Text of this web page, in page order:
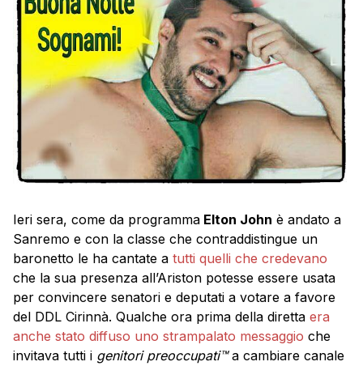
Ieri sera, come da programma Elton John è andato a
Sanremo e con la classe che contraddistingue un
baronetto le ha cantate a tutti quelli che credevano
che la sua presenza all’Ariston potesse essere usata
per convincere senatori e deputati a votare a favore
del DDL Cirinnà. Qualche ora prima della diretta era
anche stato diffuso uno strampalato messaggio che
invitava tutti i genitori preoccupati™a cambiare canale